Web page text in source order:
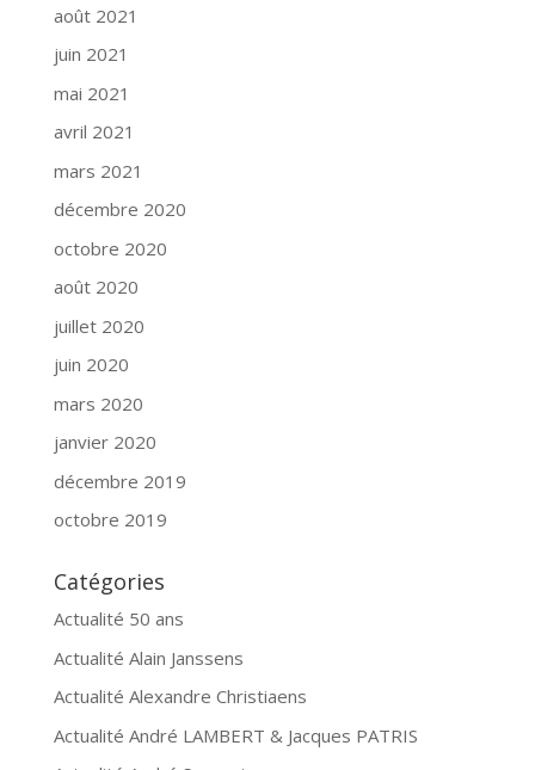
août 2021
juin 2021
mai 2021
avril 2021
mars 2021
décembre 2020
octobre 2020
août 2020
juillet 2020
juin 2020
mars 2020
janvier 2020
décembre 2019
octobre 2019
Catégories
Actualité 50 ans
Actualité Alain Janssens
Actualité Alexandre Christiaens
Actualité André LAMBERT & Jacques PATRIS